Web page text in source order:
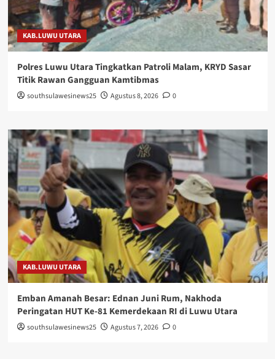
KAB.LUWU UTARA
Polres Luwu Utara Tingkatkan Patroli Malam, KRYD Sasar
Titik Rawan Gangguan Kamtibmas
southsulawesinews25 Agustus 8, 2026 0
KAB.LUWU UTARA
Emban Amanah Besar: Ednan Juni Rum, Nakhoda
Peringatan HUT Ke-81 Kemerdekaan RI di Luwu Utara
southsulawesinews25 Agustus 7, 2026 0